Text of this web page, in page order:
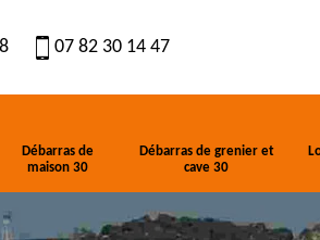
07 82 30 14 47
Débarras de
maison 30
Débarras de grenier et
cave 30